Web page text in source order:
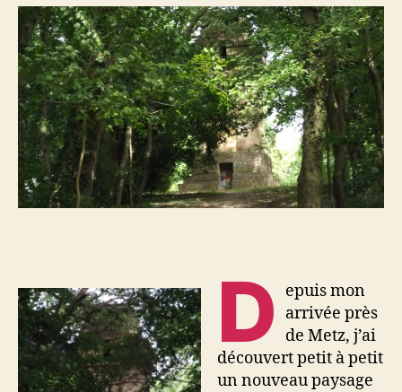
D
epuis mon
arrivée près
de Metz, j’ai
découvert petit à petit
un nouveau paysage